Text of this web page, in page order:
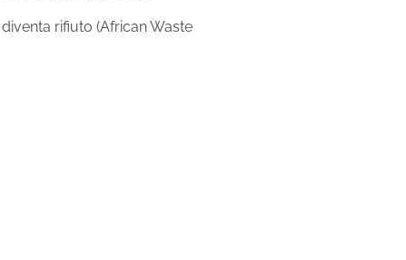
rifiuto (African Waste